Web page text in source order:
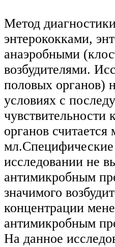
Метод
энтерококками,
анаэробными
возбудителями.
половых органов)
условиях с
органов
мл.Специфические
исследовании не
антимикробным
значимого
концентрации
антимикробным
На данное